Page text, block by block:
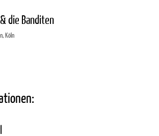
die Banditen
Köln